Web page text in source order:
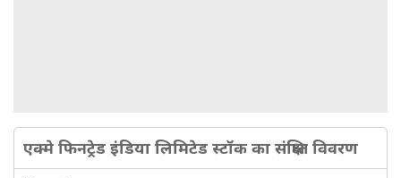
एक्मे फिनट्रेड इंडिया लिमिटेड स्टॉक का संक्षिप्त विवरण